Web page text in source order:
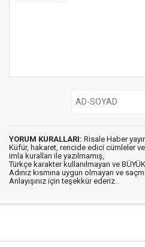
YORUM KURALLARI: Risale Haber
Küfür, hakaret, rencide edici cümleler
imla kuralları ile yazılmamış,
Türkçe karakter kullanılmayan ve
Adınız kısmına uygun olmayan ve
Anlayışınız için teşekkür ederiz.